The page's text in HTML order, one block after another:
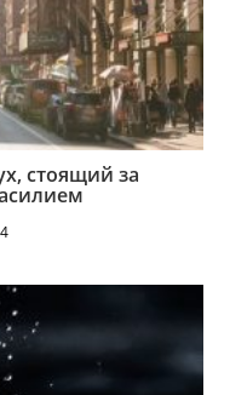
стоящий за